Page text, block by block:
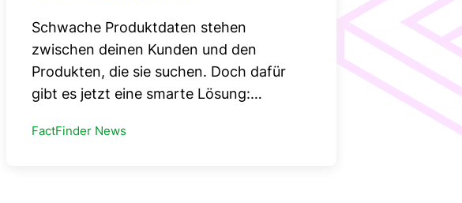
Schwache Produktdaten stehen
zwischen deinen Kunden und den
Produkten, die sie suchen. Doch dafür
gibt es jetzt eine smarte Lösung:…
FactFinder News